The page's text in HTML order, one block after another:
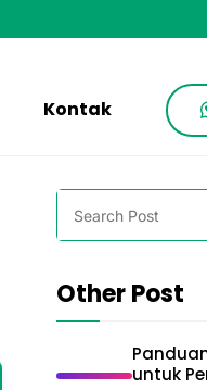
Kontak
Search
Other Post
untuk